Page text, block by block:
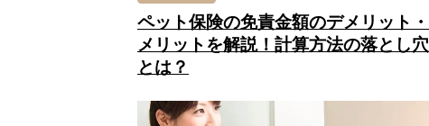
ペット保険の免責金額のデメリット・
メリットを解説！計算方法の落とし穴
とは？